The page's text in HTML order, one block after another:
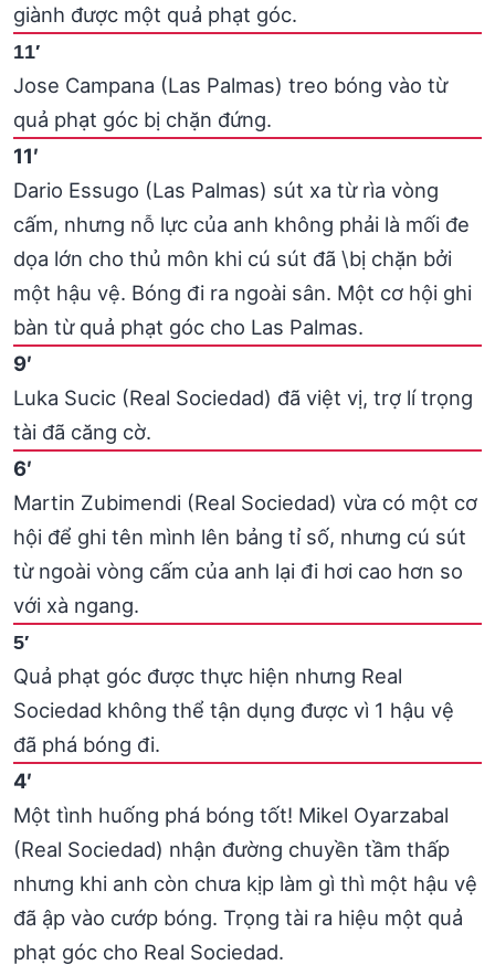
giành được một quả phạt góc.
11′
Jose Campana (Las Palmas) treo bóng vào từ
quả phạt góc bị chặn đứng.
11′
Dario Essugo (Las Palmas) sút xa từ rìa vòng
cấm, nhưng nỗ lực của anh không phải là mối đe
dọa lớn cho thủ môn khi cú sút đã \bị chặn bởi
một hậu vệ. Bóng đi ra ngoài sân. Một cơ hội ghi
bàn từ quả phạt góc cho Las Palmas.
9′
Luka Sucic (Real Sociedad) đã việt vị, trợ lí trọng
tài đã căng cờ.
6′
Martin Zubimendi (Real Sociedad) vừa có một cơ
hội để ghi tên mình lên bảng tỉ số, nhưng cú sút
từ ngoài vòng cấm của anh lại đi hơi cao hơn so
với xà ngang.
5′
Quả phạt góc được thực hiện nhưng Real
Sociedad không thể tận dụng được vì 1 hậu vệ
đã phá bóng đi.
4′
Một tình huống phá bóng tốt! Mikel Oyarzabal
(Real Sociedad) nhận đường chuyền tầm thấp
nhưng khi anh còn chưa kịp làm gì thì một hậu vệ
đã ập vào cướp bóng. Trọng tài ra hiệu một quả
phạt góc cho Real Sociedad.